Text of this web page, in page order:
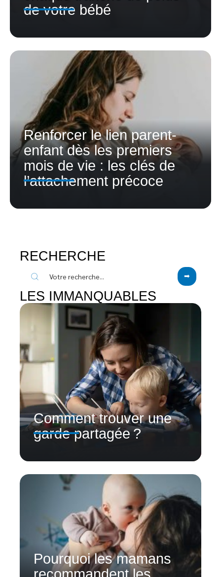
de votre bébé
Renforcer le lien parent-
enfant dès les premiers
mois de vie : les clés de
l’attachement précoce
RECHERCHE
LES IMMANQUABLES
Comment trouver une
garde partagée ?
Pourquoi les mamans